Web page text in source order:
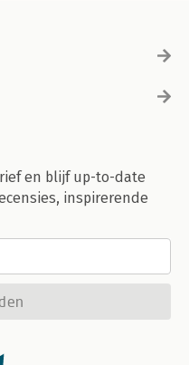
en blijf up-to-date
inspirerende